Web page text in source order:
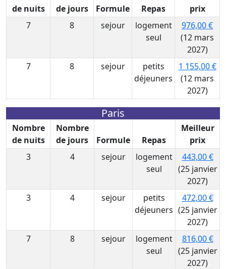
de nuits
de jours
Formule Repas
prix
7
8 sejour
logement
seul
976,00 €
(12 mars
2027)
7
8 sejour
petits
déjeuners
1 155,00 €
(12 mars
2027)
Paris
Nombre
de nuits
Nombre
de jours
Formule Repas
Meilleur
prix
3
4 sejour
logement
seul
443,00 €
(25 janvier
2027)
3
4 sejour
petits
déjeuners
472,00 €
(25 janvier
2027)
7
8 sejour
logement
seul
816,00 €
(25 janvier
2027)